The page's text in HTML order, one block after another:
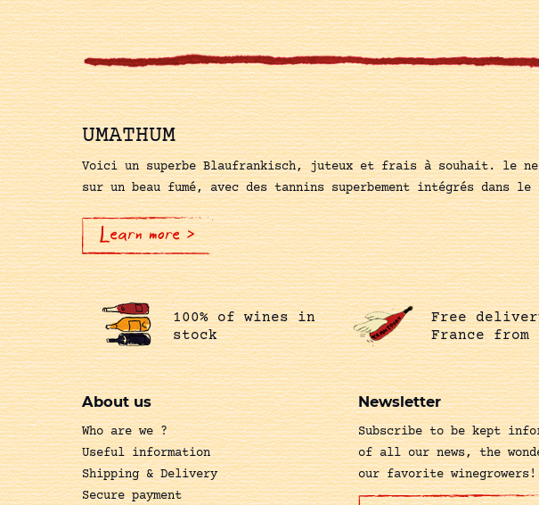
UMATHUM
Voici un superbe Blaufrankisch, juteux et frais à souhait. le
sur un beau fumé, avec des tannins superbement intégrés dans
Learn more >
100% of wines in
stock
Free
France from
About us
Who are we ?
Useful information
Shipping & Delivery
Secure payment
Newsletter
Subscribe to be kept
of all our news, the
our favorite winegrowers!